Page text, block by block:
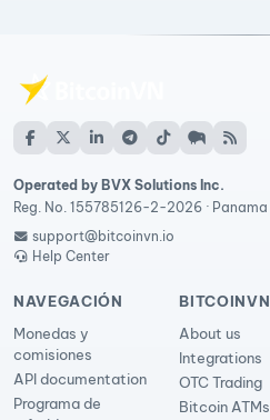
Operated by BVX Solutions Inc.
Reg. No. 155785126-2-2026 · Panama
support@bitcoinvn.io
Help Center
NAVEGACIÓN
Monedas y
comisiones
API documentation
Programa de
BITCOINVN
About us
Integrations
OTC Trading
Bitcoin ATMs